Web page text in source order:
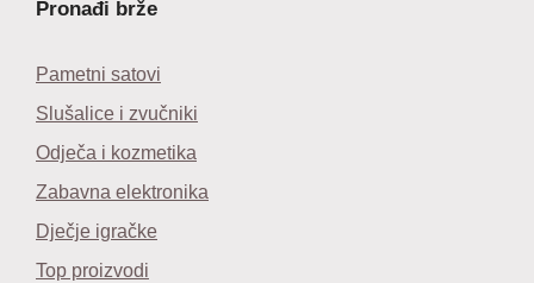
Pronađi brže
Pametni satovi
Slušalice i zvučniki
Odječa i kozmetika
Zabavna elektronika
Dječje igračke
Top proizvodi